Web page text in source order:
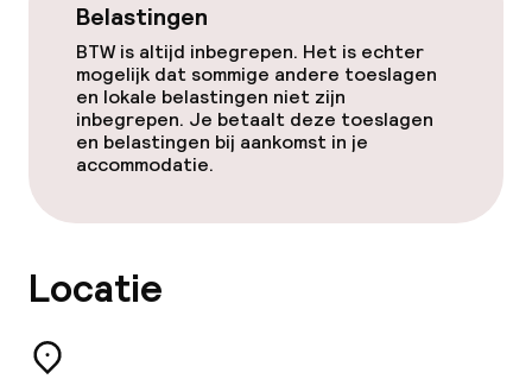
Belastingen
BTW is altijd inbegrepen. Het is echter
mogelijk dat sommige andere toeslagen
en lokale belastingen niet zijn
inbegrepen. Je betaalt deze toeslagen
en belastingen bij aankomst in je
accommodatie.
Locatie